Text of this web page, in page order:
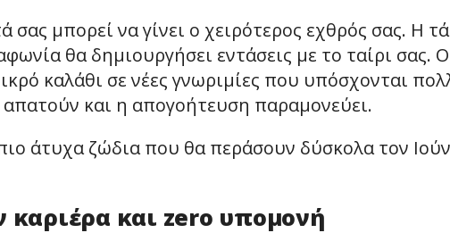
μπορεί να γίνει ο χειρότερος εχθρός σας. Η
θα δημιουργήσει εντάσεις με το ταίρι σας.
καλάθι σε νέες γνωριμίες που υπόσχονται
και η απογοήτευση παραμονεύει.
άτυχα ζώδια που θα περάσουν δύσκολα τον
καριέρα και zero υπομονή